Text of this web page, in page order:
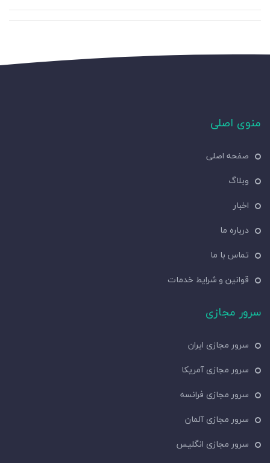
منوی اصلی
صفحه اصلی
وبلاگ
اخبار
درباره ما
تماس با ما
قوانین و شرایط خدمات
سرور مجازی
سرور مجازی ایران
سرور مجازی آمریکا
سرور مجازی فرانسه
سرور مجازی آلمان
سرور مجازی انگلیس